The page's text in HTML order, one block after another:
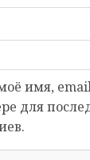
имя,
для